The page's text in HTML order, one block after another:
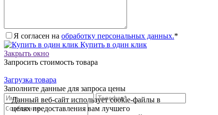
Я согласен на обработку персональных данных.*
Купить в один клик
Закрыть окно
Запросить стоимость товара
Загрузка товара
Заполните данные для запроса цены
Данный веб-сайт использует cookie-файлы в
целях предоставления вам лучшего